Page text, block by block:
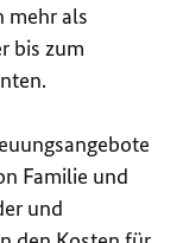
mehr als
bis zum
Familie und
und